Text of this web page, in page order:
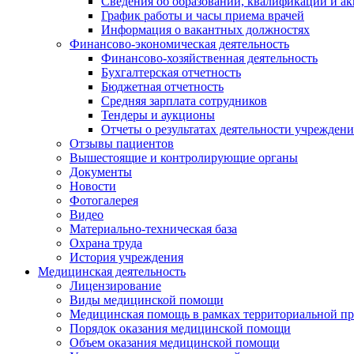
График работы и часы приема врачей
Информация о вакантных должностях
Финансово-экономическая деятельность
Финансово-хозяйственная деятельность
Бухгалтерская отчетность
Бюджетная отчетность
Средняя зарплата сотрудников
Тендеры и аукционы
Отчеты о результатах деятельности
Отзывы пациентов
Вышестоящие и контролирующие органы
Документы
Новости
Фотогалерея
Видео
Материально-техническая база
Охрана труда
История учреждения
Медицинская деятельность
Лицензирование
Виды медицинской помощи
Медицинская помощь в рамках территориальной
Порядок оказания медицинской помощи
Объем оказания медицинской помощи